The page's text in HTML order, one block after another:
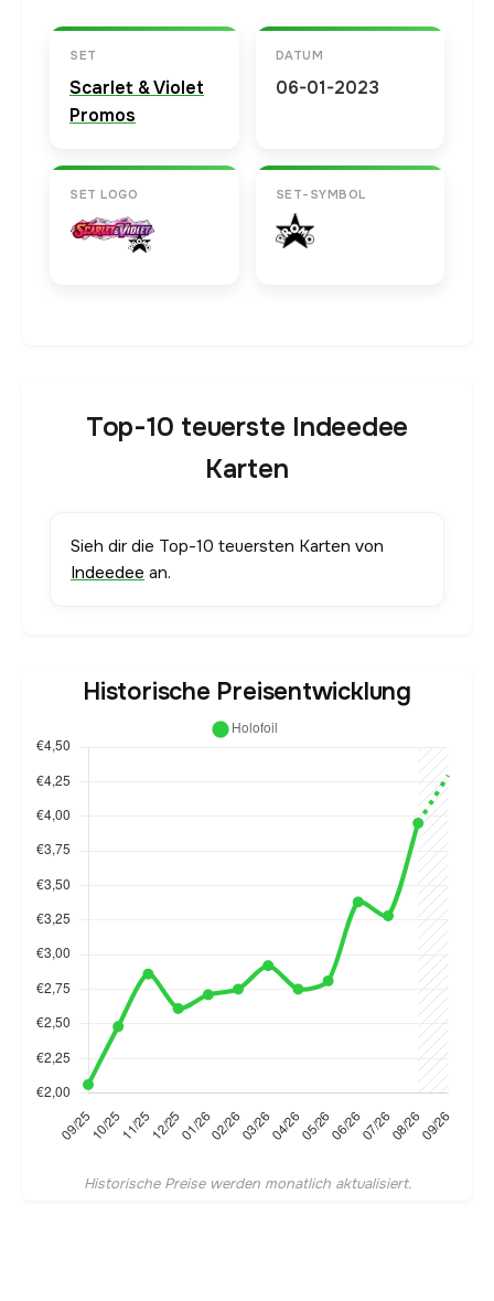
SET
Scarlet & Violet
Promos
DATUM
06-01-2023
SET LOGO SET-SYMBOL
Top-10 teuerste Indeedee
Karten
Sieh dir die Top-10 teuersten Karten von
Indeedee an.
Historische Preisentwicklung
Historische Preise werden monatlich aktualisiert.